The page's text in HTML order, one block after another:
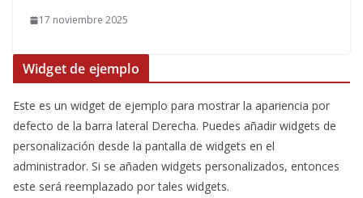
17 noviembre 2025
Widget de ejemplo
Este es un widget de ejemplo para mostrar la apariencia por
defecto de la barra lateral Derecha. Puedes añadir widgets de
personalización desde la pantalla de widgets en el
administrador. Si se añaden widgets personalizados, entonces
este será reemplazado por tales widgets.